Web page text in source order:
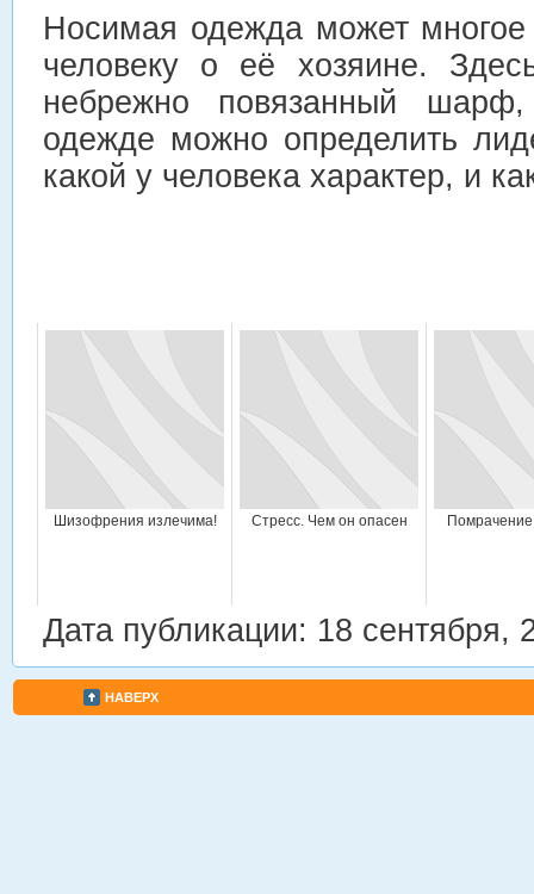
Носимая одежда может
человеку о её хозяине.
небрежно повязанный
одежде можно определить
какой у человека характер, и
Шизофрения излечима! Стресс. Чем он опасен
Дата публикации: 18 сентября,
НАВЕРХ